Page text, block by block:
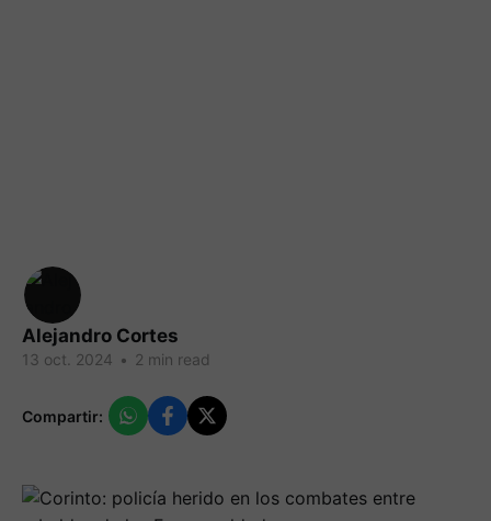
Alejandro Cortes
13 oct. 2024 • 2 min read
Compartir: